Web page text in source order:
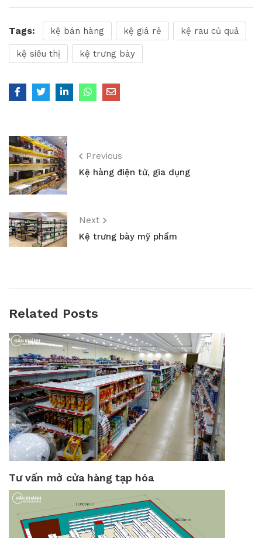
Tags: kệ bán hàng kệ giá rẻ kệ rau củ quả
kệ siêu thị kệ trưng bày
Previous
Kệ hàng điện tử, gia dụng
Next
Kệ trưng bày mỹ phẩm
Related Posts
Tư vấn mở cửa hàng tạp hóa